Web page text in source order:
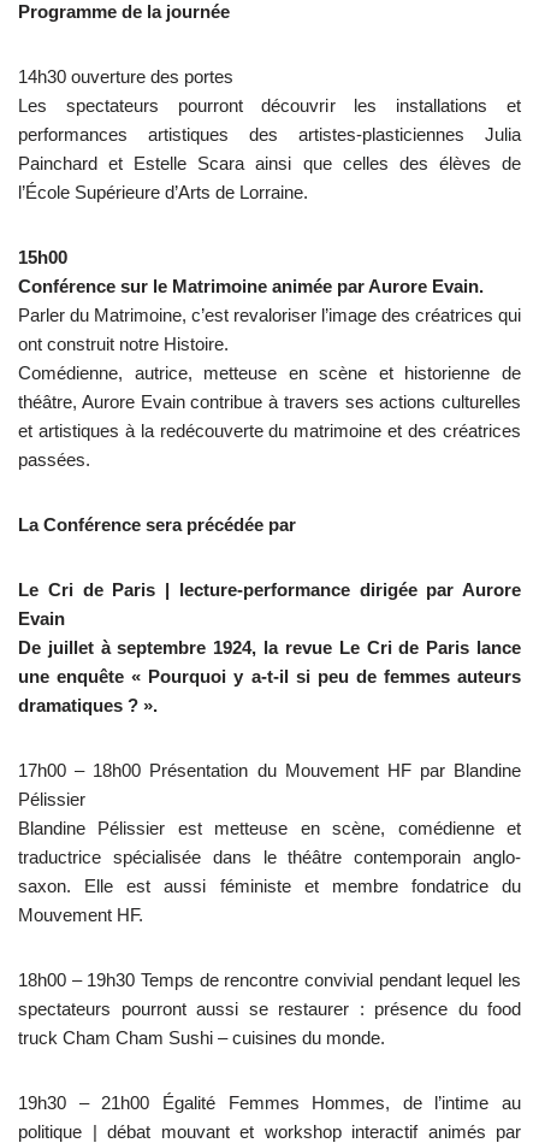
Programme de la journée
14h30 ouverture des portes
Les spectateurs pourront découvrir les installations et
performances artistiques des artistes-plasticiennes Julia
Painchard et Estelle Scara ainsi que celles des élèves de
l’École Supérieure d’Arts de Lorraine.
15h00
Conférence sur le Matrimoine animée par Aurore Evain.
Parler du Matrimoine, c’est revaloriser l’image des créatrices qui
ont construit notre Histoire.
Comédienne, autrice, metteuse en scène et historienne de
théâtre, Aurore Evain contribue à travers ses actions culturelles
et artistiques à la redécouverte du matrimoine et des créatrices
passées.
La Conférence sera précédée par
Le Cri de Paris | lecture-performance dirigée par Aurore
Evain
De juillet à septembre 1924, la revue Le Cri de Paris lance
une enquête « Pourquoi y a-t-il si peu de femmes auteurs
dramatiques ? ».
17h00 – 18h00 Présentation du Mouvement HF par Blandine
Pélissier
Blandine Pélissier est metteuse en scène, comédienne et
traductrice spécialisée dans le théâtre contemporain anglo-
saxon. Elle est aussi féministe et membre fondatrice du
Mouvement HF.
18h00 – 19h30 Temps de rencontre convivial pendant lequel les
spectateurs pourront aussi se restaurer : présence du food
truck Cham Cham Sushi – cuisines du monde.
19h30 – 21h00 Égalité Femmes Hommes, de l’intime au
politique | débat mouvant et workshop interactif animés par